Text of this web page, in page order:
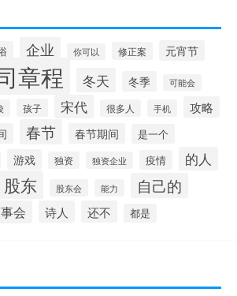
企业 你可以 修正案 元宵节
章程 冬天 冬季 可能会
孩子 宋代 很多人 手机 攻略
春节 春节期间 是一个
游戏 独资 独资企业 疫情 的人
股东 股东会 能力 自己的
会 诗人 还不 都是